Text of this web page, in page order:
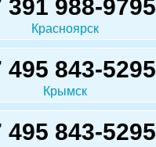
391 988-9795
Красноярск
495 843-5295
Крымск
495 843-5295